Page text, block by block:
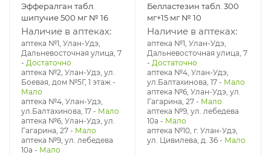
Эффералган табл.
шипучие 500 мг № 16
Наличие в аптеках:
аптека №1, Улан-Удэ,
Дальневосточная улица, 7
- Достаточно
аптека №2, Улан-Удэ, ул.
Боевая, дом №5Г, 1 этаж -
Мало
аптека №4, Улан-Удэ,
ул.Балтахинова, 17 - Мало
аптека №6, Улан-Удэ, ул.
Гагарина, 27 - Мало
аптека №9, ул. лебедева
10а - Мало
Белластезин табл. 300
мг+15 мг № 10
Наличие в аптеках:
аптека №1, Улан-Удэ,
Дальневосточная улица, 7
- Достаточно
аптека №4, Улан-Удэ,
ул.Балтахинова, 17 - Мало
аптека №6, Улан-Удэ, ул.
Гагарина, 27 - Мало
аптека №9, ул. лебедева
10а - Мало
аптека №10, г. Улан-Удэ,
ул. Цивилева, д. 36 - Мало